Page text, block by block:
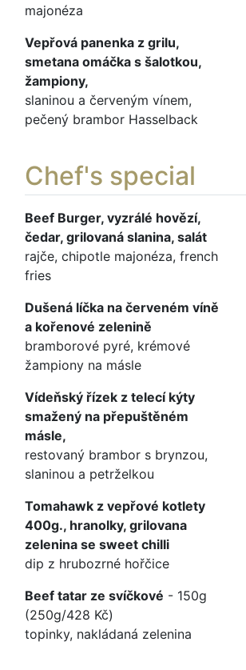
majonéza
Vepřová panenka z grilu,
smetana omáčka s šalotkou,
žampiony,
slaninou a červeným vínem,
pečený brambor Hasselback
Chef's special
Beef Burger, vyzrálé hovězí,
čedar, grilovaná slanina, salát
rajče, chipotle majonéza, french
fries
Dušená líčka na červeném víně
a kořenové zelenině
bramborové pyré, krémové
žampiony na másle
Vídeňský řízek z telecí kýty
smažený na přepuštěném
másle,
restovaný brambor s brynzou,
slaninou a petrželkou
Tomahawk z vepřové kotlety
400g., hranolky, grilovana
zelenina se sweet chilli
dip z hrubozrné hořčice
Beef tatar ze svíčkové - 150g
(250g/428 Kč)
topinky, nakládaná zelenina